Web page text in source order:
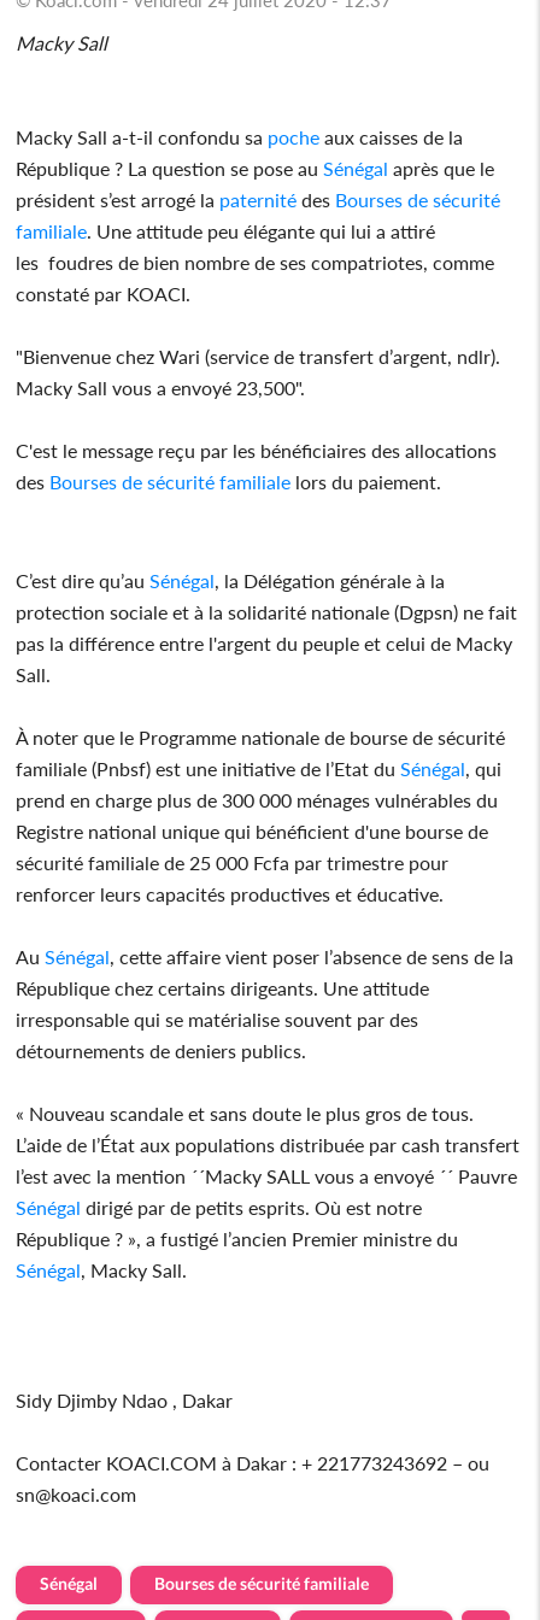
Macky Sall
Macky Sall a-t-il confondu sa pocheaux caisses de la
République ? La question se pose au Sénégal après que le
président s’est arrogé la paternitédes Bourses de sécurité
familiale . Une attitude peu élégante qui lui a attiré
les foudres de bien nombre de ses compatriotes, comme
constaté par KOACI.
"Bienvenue chez Wari (service de transfert d’argent, ndlr).
Macky Sall vous a envoyé 23,500".
C'est le message reçu par les bénéficiaires des allocations
des Bourses de sécurité familiale lors du paiement.
C’est dire qu’au Sénégal , la Délégation générale à la
protection sociale et à la solidarité nationale (Dgpsn) ne fait
pas la différence entre l'argent du peuple et celui de Macky
Sall.
À noter que le Programme nationale de bourse de sécurité
familiale (Pnbsf) est une initiative de l’Etat du Sénégal , qui
prend en charge plus de 300 000 ménages vulnérables du
Registre national unique qui bénéficient d'une bourse de
sécurité familiale de 25 000 Fcfa par trimestre pour
renforcer leurs capacités productives et éducative.
Au Sénégal , cette affaire vient poser l’absence de sens de la
République chez certains dirigeants. Une attitude
irresponsable qui se matérialise souvent par des
détournements de deniers publics.
« Nouveau scandale et sans doute le plus gros de tous.
L’aide de l’État aux populations distribuée par cash transfert
l’est avec la mention ´´Macky SALL vous a envoyé ´´ Pauvre
Sénégal dirigé par de petits esprits. Où est notre
République ? », a fustigé l’ancien Premier ministre du
Sénégal , Macky Sall.
Sidy Djimby Ndao , Dakar
Contacter KOACI.COM à Dakar : + 221773243692 – ou
sn@koaci.com
Sénégal Bourses de sécurité familiale